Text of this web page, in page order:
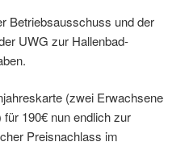
Betriebsausschuss und der
UWG zur Hallenbad-
(zwei Erwachsene
190€ nun endlich zur
Preisnachlass im